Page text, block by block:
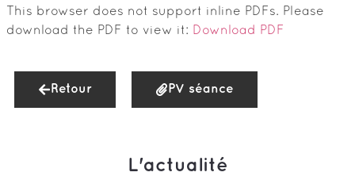
This browser does not support inline PDFs. Please
download the PDF to view it: Download PDF
Retour PV séance
L'actualité